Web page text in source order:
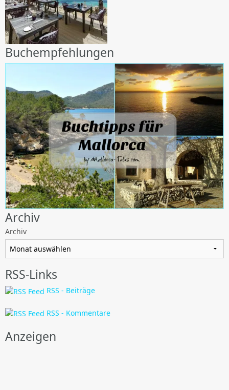
Buchempfehlungen
Archiv
Archiv
RSS-Links
RSS - Beiträge
RSS - Kommentare
Anzeigen